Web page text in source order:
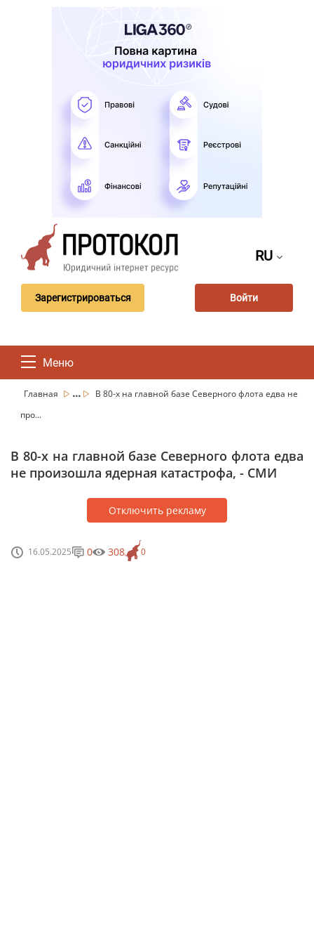
RU
Зарегистрироваться Войти
Меню
Главная ...
В 80-х на главной базе Северного флота едва не
про...
В 80-х на главной базе Северного флота едва
не произошла ядерная катастрофа, - СМИ
Отключить рекламу
16.05.2025 0
0 308